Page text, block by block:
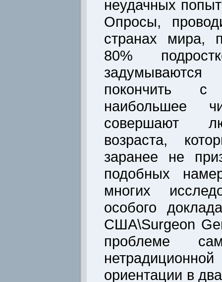
неудачных
Опросы,
странах мира,
80%
покончить
наибольшее
совершают
возраста,
заранее не
подобных
многих
особого
США\Surgeon
проблеме
ориентации в